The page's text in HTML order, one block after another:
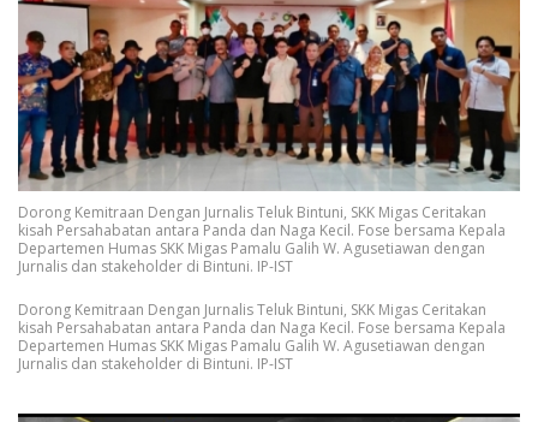
Dorong Kemitraan Dengan Jurnalis Teluk Bintuni, SKK Migas Ceritakan
kisah Persahabatan antara Panda dan Naga Kecil. Fose bersama Kepala
Departemen Humas SKK Migas Pamalu Galih W. Agusetiawan dengan
Jurnalis dan stakeholder di Bintuni. IP-IST
Dorong Kemitraan Dengan Jurnalis Teluk Bintuni, SKK Migas Ceritakan
kisah Persahabatan antara Panda dan Naga Kecil. Fose bersama Kepala
Departemen Humas SKK Migas Pamalu Galih W. Agusetiawan dengan
Jurnalis dan stakeholder di Bintuni. IP-IST